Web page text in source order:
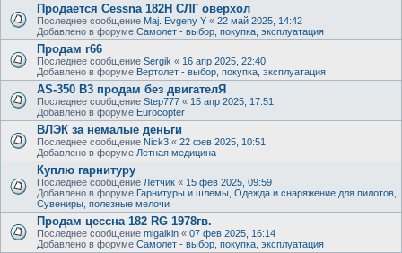
Продается Cessna 182H СЛГ оверхол
Последнее сообщение Maj. Evgeny Y « 22 май 2025, 14:42
Добавлено в форуме Самолет - выбор, покупка, эксплуатация
Продам r66
Последнее сообщение Sergik « 16 апр 2025, 22:40
Добавлено в форуме Вертолет - выбор, покупка, эксплуатация
AS-350 B3 продам без двигателЯ
Последнее сообщение Step777 « 15 апр 2025, 17:51
Добавлено в форуме Eurocopter
ВЛЭК за немалые деньги
Последнее сообщение Nick3 « 22 фев 2025, 10:51
Добавлено в форуме Летная медицина
Куплю гарнитуру
Последнее сообщение Летчик « 15 фев 2025, 09:59
Добавлено в форуме Гарнитуры и шлемы, Одежда и снаряжение для пилотов,
Сувениры, полезные мелочи
Продам цессна 182 RG 1978гв.
Последнее сообщение migalkin « 07 фев 2025, 16:14
Добавлено в форуме Самолет - выбор, покупка, эксплуатация